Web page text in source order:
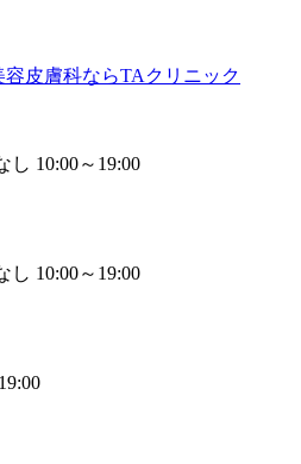
し 10:00～19:00
し 10:00～19:00